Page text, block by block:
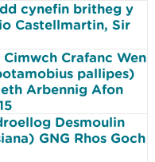
cynefin britheg y
Castellmartin, Sir
Crafanc Wen
pallipes)
Arbennig Afon
Desmoulin
GNG Rhos Goch